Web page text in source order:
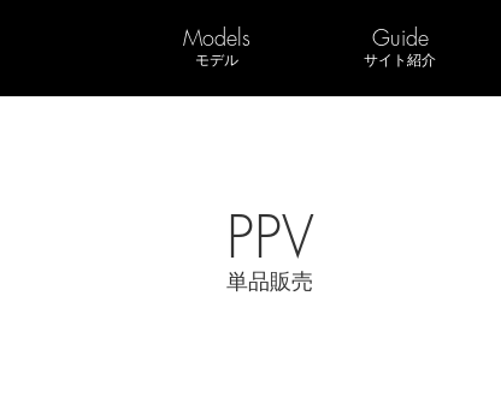
Models
モデル
Guide
サイト紹介
PPV
単品販売